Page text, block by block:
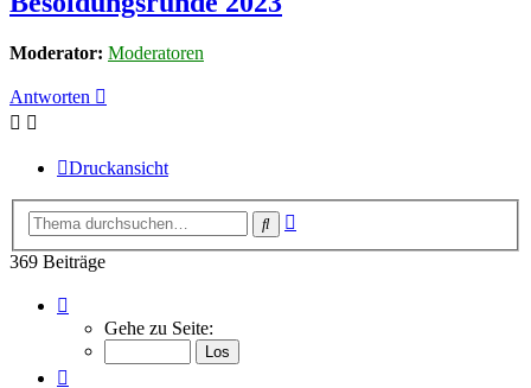
Moderator: Moderatoren
Antworten
Druckansicht
Suche
369 Beiträge
10
von
Gehe zu Seite: